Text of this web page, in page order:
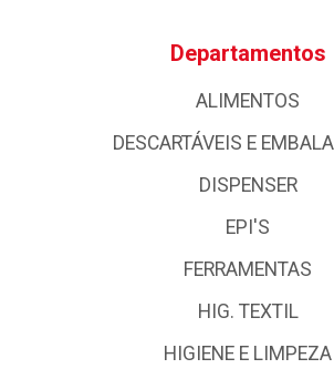
Departamentos
ALIMENTOS
DESCARTÁVEIS E
DISPENSER
EPI'S
FERRAMENTAS
HIG. TEXTIL
HIGIENE E LIMPEZA